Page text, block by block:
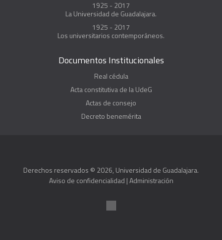
1925 - 2017
La Universidad de Guadalajara.
1925 - 2017
Los universitarios contemporáneos.
Documentos Institucionales
Real cédula
Acta constitutiva de la UdeG
Actas de consejo
Decreto benemérita
Derechos reservados © 2026, Universidad de Guadalajara.
Aviso de confidencialidad |Administración